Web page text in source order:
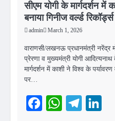
सीएम योगी के मार्गदर्शन में
बनाया गिनीज वर्ल्ड रिकॉर्ड्स
admin March 1, 2026
वाराणसी/लखनऊ प्रधानमंत्री नरेंद्र
प्रेरणा व मुख्यमंत्री योगी
मार्गदर्शन में काशी ने विश्व के पर्यावरण
पर…
Facebook